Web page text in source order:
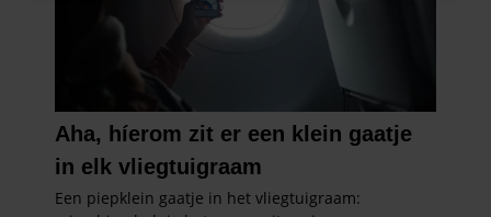
informatie over uw gebruik van onze site met onze
partners voor social media, adverteren en analyse. Deze
partners kunnen deze gegevens combineren met andere
informatie die u aan ze heeft verstrekt of die ze hebben
verzameld op basis van uw gebruik van hun services. U
gebruiken.